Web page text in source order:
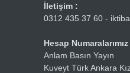
İletişim :
0312 435 37 60 -
Hesap Numaralarımız
Anlam Basın Yayın
Kuveyt Türk Ankara